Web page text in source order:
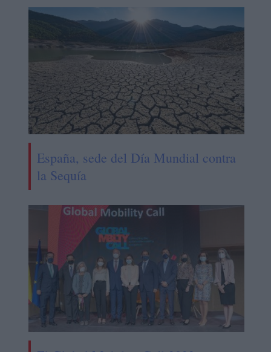
España, sede del Día Mundial contra
la Sequía